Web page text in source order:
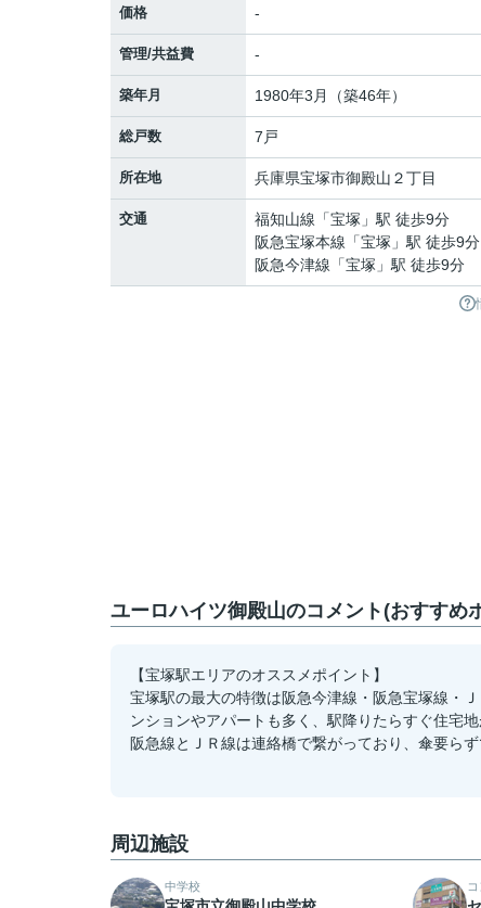
価格 -
管理/共益費 -
築年月 1980年3月（築46年）
総戸数 7戸
所在地 兵庫県宝塚市御殿山 ２丁目
交通 福知山線 「宝塚 」駅 徒歩9分
阪急宝塚本線 「宝塚 」駅 徒歩9分
阪急今津線 「宝塚 」駅 徒歩9分
ユーロハイツ御殿山のコメント(おすすめ
【宝塚駅エリアのオススメポイント】
宝塚駅の最大の特徴は阪急今津線・阪急宝塚線・
ンションやアパートも多く、駅降りたらすぐ住宅
阪急線とＪＲ線は連絡橋で繋がっており、傘要らず
周辺施設
中学校